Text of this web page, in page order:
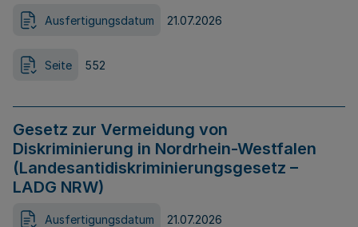
Ausfertigungsdatum 21.07.2026
Seite 552
Gesetz zur Vermeidung von
Diskriminierung in Nordrhein-Westfalen
(Landesantidiskriminierungsgesetz –
LADG NRW)
Ausfertigungsdatum 21.07.2026